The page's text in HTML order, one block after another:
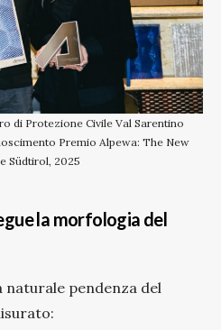
di Protezione Civile Val Sarentino
Premio Alpewa: The New
Südtirol, 2025
la morfologia del
naturale pendenza del